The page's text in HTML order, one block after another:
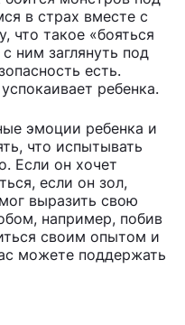
в страх вместе с
что такое «бояться
ним заглянуть под
есть.
ребенка.
эмоции ребенка и
что испытывать
Если он хочет
если он зол,
выразить свою
например, побив
своим опытом и
можете поддержать